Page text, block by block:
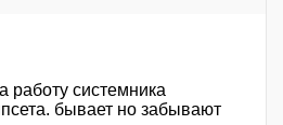
работу системника
бывает но забывают